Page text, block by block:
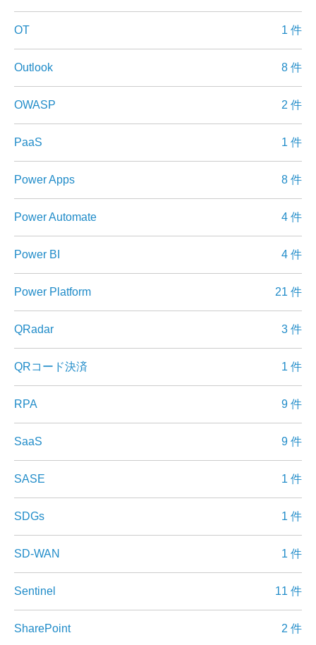
OT 1 件
Outlook 8 件
OWASP 2 件
PaaS 1 件
Power Apps 8 件
Power Automate 4 件
Power BI 4 件
Power Platform 21 件
QRadar 3 件
QRコード決済 1 件
RPA 9 件
SaaS 9 件
SASE 1 件
SDGs 1 件
SD-WAN 1 件
Sentinel 11 件
SharePoint 2 件